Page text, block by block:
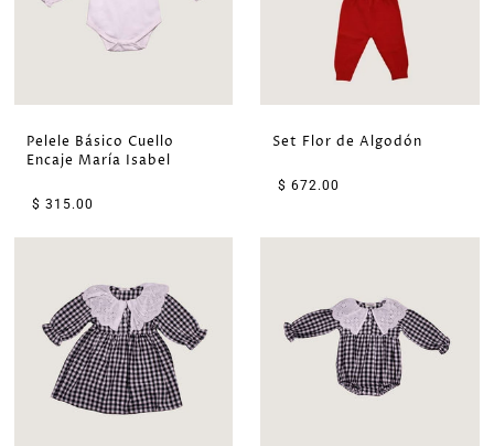
Pelele Básico Cuello
Encaje María Isabel
$ 315.00
Set Flor de Algodón
$ 672.00